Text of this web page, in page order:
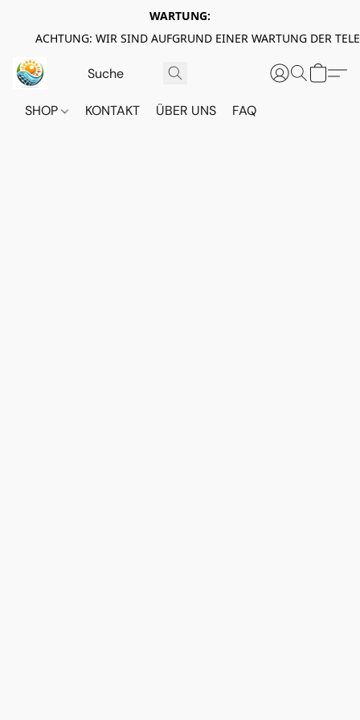
WARTUNG:
ACHTUNG: WIR SIND AUFGRUND EINER WARTUNG DER
SHOP KONTAKT ÜBER UNS FAQ